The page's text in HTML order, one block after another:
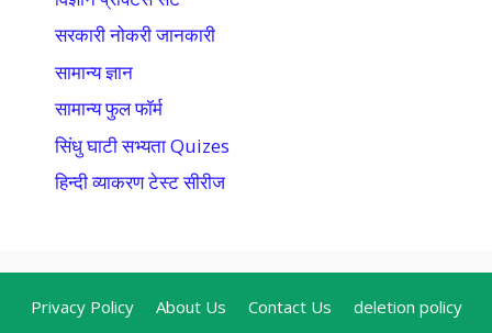
सरकारी नोकरी जानकारी
सामान्य ज्ञान
सामान्य फुल फॉर्म
सिंधु घाटी सभ्यता Quizes
हिन्दी व्याकरण टेस्ट सीरीज
Privacy Policy About Us Contact Us
deletion policy